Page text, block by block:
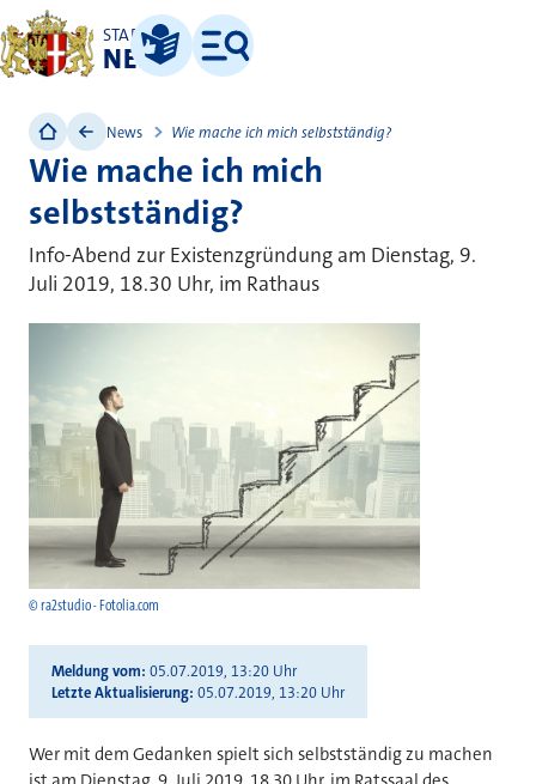
STADT
NEUSS
Leichte Sprache
Menü
© ra2studio - Fotolia.com
News Wie mache ich mich selbstständig?
Wie mache ich mich
selbstständig?
Info-Abend zur Existenzgründung am Dienstag, 9.
Juli 2019, 18.30 Uhr, im Rathaus
Meldung vom 05.07.2019, 13:20 Uhr
Letzte Aktualisierung 05.07.2019, 13:20 Uhr
Wer mit dem Gedanken spielt sich selbstständig zu machen